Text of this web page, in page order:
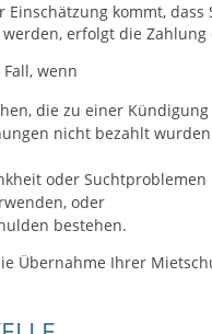
Einschätzung kommt,
erfolgt die
wenn
die zu einer
nicht bezahlt
oder
oder
bestehen.
Übernahme Ihrer